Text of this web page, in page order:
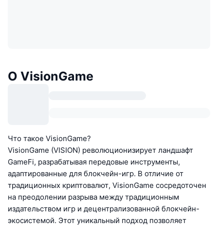
О VisionGame
Что такое VisionGame?
VisionGame (VISION) революционизирует ландшафт
GameFi, разрабатывая передовые инструменты,
адаптированные для блокчейн-игр. В отличие от
традиционных криптовалют, VisionGame сосредоточен
на преодолении разрыва между традиционным
издательством игр и децентрализованной блокчейн-
экосистемой. Этот уникальный подход позволяет